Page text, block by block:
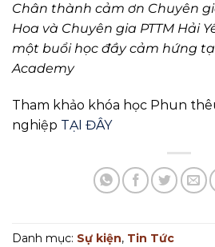
Chân thành cảm ơn Chuyên
Hoa và Chuyên gia PTTM Hải
một buổi học đầy cảm hứng
Academy
Tham khảo khóa học Phun
nghiệp TẠI ĐÂY
Danh mục: Sự kiện, Tin Tức